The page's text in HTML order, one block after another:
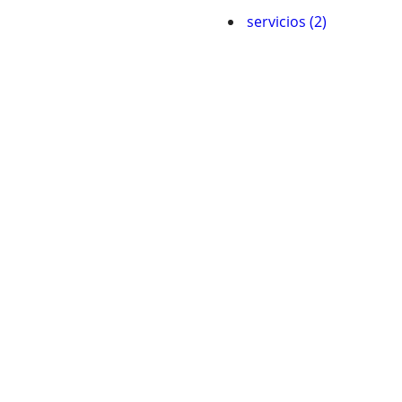
servicios (2)